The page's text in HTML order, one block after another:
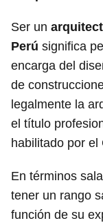
Ser un
Perú significa
encarga del
de
legalmente la
el título
habilitado por el
En términos
tener un rango
función de su